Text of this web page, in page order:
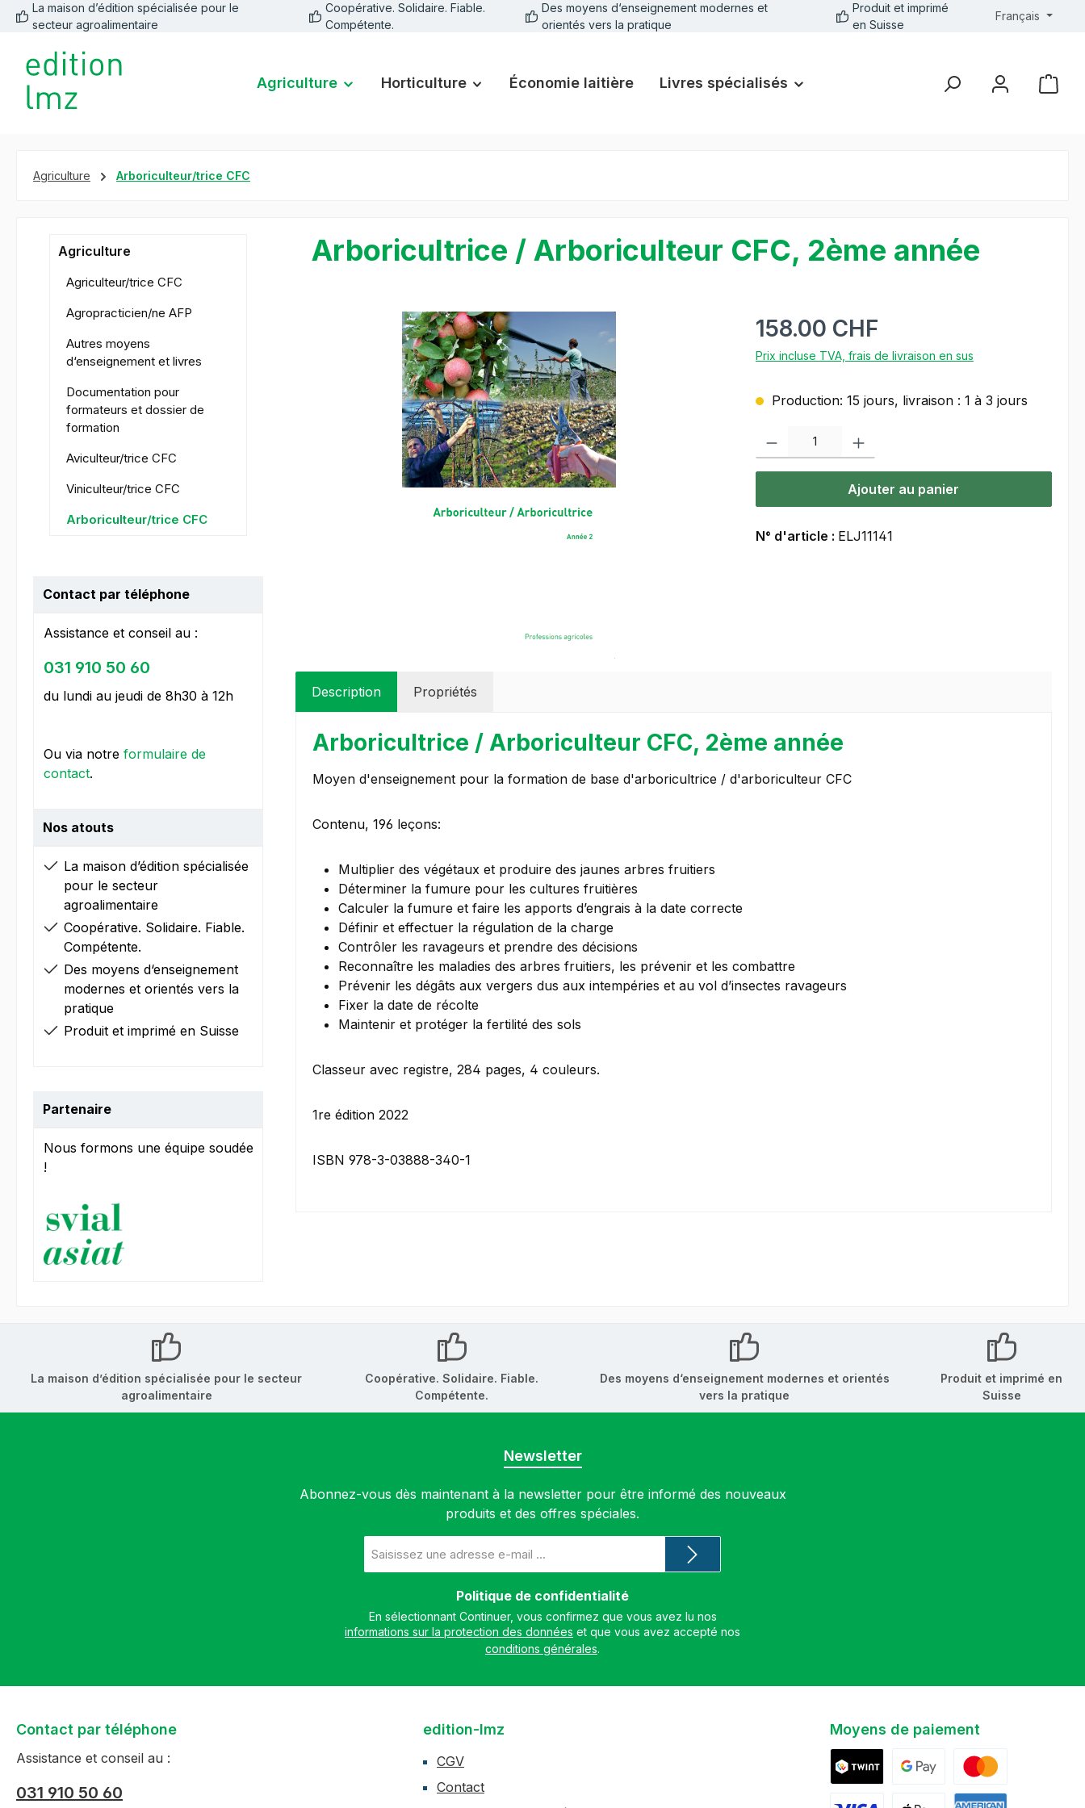
Passer à la navigation principale
La maison d’édition spécialisée pour le
secteur agroalimentaire
Coopérative. Solidaire. Fiable.
Compétente.
Des moyens d‘enseignement modernes et
orientés vers la pratique
Produit et imprimé
en Suisse
Français
Agriculture Horticulture Économie laitière Livres spécialisés
Agriculture Arboriculteur/trice CFC
Agriculture
Agriculteur/trice CFC
Agropracticien/ne AFP
Autres moyens
d‘enseignement et livres
Documentation pour
formateurs et dossier de
formation
Aviculteur/trice CFC
Viniculteur/trice CFC
Arboriculteur/trice CFC
Contact par téléphone
Assistance et conseil au :
031 910 50 60
du lundi au jeudi de 8h30 à 12h
Ou via notre formulaire de
contact.
Nos atouts
La maison d’édition spécialisée
pour le secteur
agroalimentaire
Coopérative. Solidaire. Fiable.
Compétente.
Des moyens d‘enseignement
modernes et orientés vers la
pratique
Produit et imprimé en Suisse
Partenaire
Nous formons une équipe soudée
!
Arboricultrice / Arboriculteur CFC, 2ème année
Ignorer la galerie d'images 158.00 CHF
Prix incluse TVA, frais de livraison en sus
Production: 15 jours, livraison : 1 à 3 jours
Ajouter au panier
N° d'article : ELJ11141
Description Propriétés
Arboricultrice / Arboriculteur CFC, 2ème année
Moyen d'enseignement pour la formation de base d'arboricultrice / d'arboriculteur CFC
Contenu, 196 leçons:
Multiplier des végétaux et produire des jaunes arbres fruitiers
Déterminer la fumure pour les cultures fruitières
Calculer la fumure et faire les apports d’engrais à la date correcte
Définir et effectuer la régulation de la charge
Contrôler les ravageurs et prendre des décisions
Reconnaître les maladies des arbres fruitiers, les prévenir et les combattre
Prévenir les dégâts aux vergers dus aux intempéries et au vol d’insectes ravageurs
Fixer la date de récolte
Maintenir et protéger la fertilité des sols
Classeur avec registre, 284 pages, 4 couleurs.
1re édition 2022
ISBN 978-3-03888-340-1
La maison d’édition spécialisée pour le secteur
agroalimentaire
Coopérative. Solidaire. Fiable.
Compétente.
Des moyens d‘enseignement modernes et orientés
vers la pratique
Produit et imprimé en
Suisse
Newsletter
Abonnez-vous dès maintenant à la newsletter pour être informé des nouveaux
produits et des offres spéciales.
e-
mail
Politique de confidentialité
informations sur la protection des données
conditions générales.
Contact par téléphone
Assistance et conseil au :
031 910 50 60
edition-lmz
CGV
Contact
Moyens de paiement
Google PayMastercard